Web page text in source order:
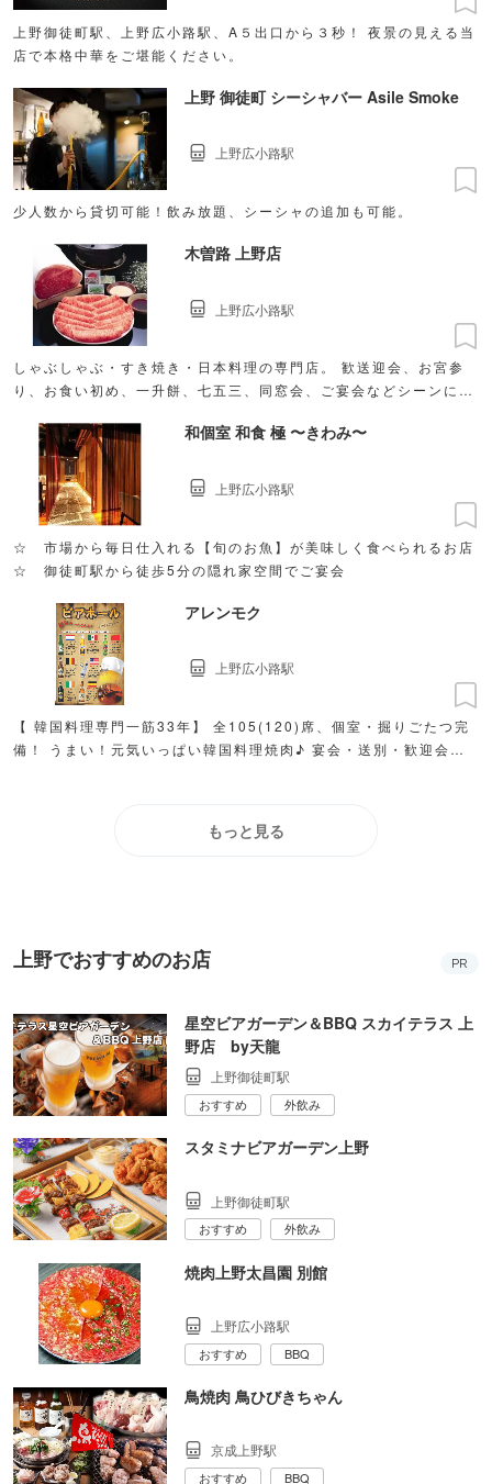
上野御徒町駅、上野広小路駅、A５出口から３秒！ 夜景の見える当
店で本格中華をご堪能ください。
上野 御徒町 シーシャバー Asile Smoke
少人数から貸切可能！飲み放題、シーシャの追加も可能。
上野広小路駅
木曽路 上野店
しゃぶしゃぶ・すき焼き・日本料理の専門店。 歓送迎会、お宮参
り、お食い初め、一升餅、七五三、同窓会、ご宴会などシーンに合
上野広小路駅
和個室 和食 極 〜きわみ〜
☆ 市場から毎日仕入れる【旬のお魚】が美味しく食べられるお店
☆ 御徒町駅から徒歩5分の隠れ家空間でご宴会
上野広小路駅
アレンモク
【 韓国料理専門一筋33年】 全105(120)席、個室・掘りごたつ完
備！ うまい！元気いっぱい韓国料理焼肉♪ 宴会・送別・歓迎会、
上野広小路駅
もっと見る
上野でおすすめのお店 PR
星空ビアガーデン＆BBQ スカイテラス 上
野店 by天龍
上野御徒町駅
おすすめ 外飲み
スタミナビアガーデン上野
上野御徒町駅
おすすめ 外飲み
焼肉上野太昌園 別館
上野広小路駅
おすすめ BBQ
鳥焼肉 鳥ひびきちゃん
京成上野駅
おすすめ BBQ